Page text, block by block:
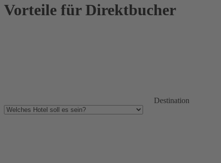
Vorteile für Direktbucher
Destination